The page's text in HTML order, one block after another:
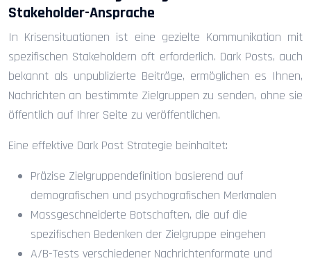
Stakeholder-Ansprache
In Krisensituationen ist eine gezielte Kommunikation mit
spezifischen Stakeholdern oft erforderlich. Dark Posts, auch
bekannt als unpublizierte Beiträge, ermöglichen es Ihnen,
Nachrichten an bestimmte Zielgruppen zu senden, ohne sie
öffentlich auf Ihrer Seite zu veröffentlichen.
Eine effektive Dark Post Strategie beinhaltet:
Präzise Zielgruppendefinition basierend auf
demografischen und psychografischen Merkmalen
Massgeschneiderte Botschaften, die auf die
spezifischen Bedenken der Zielgruppe eingehen
A/B-Tests verschiedener Nachrichtenformate und